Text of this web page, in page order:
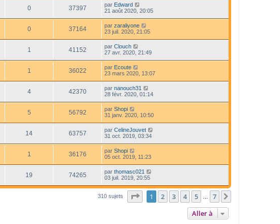
0 37397 par Edward
21 août 2020, 20:05
0 37164 par zaraliyone
23 juil. 2020, 21:05
1 41152 par Clouch
27 avr. 2020, 21:49
1 36022 par Ecoute
23 mars 2020, 13:07
4 42370 par nanouch31
28 févr. 2020, 01:14
5 56792 par Shopi
31 janv. 2020, 10:50
14 63757 par CelineJouvet
31 oct. 2019, 03:34
1 36176 par Shopi
05 oct. 2019, 11:23
19 74265 par thomasc021
03 juil. 2019, 20:55
310 sujets Page sur7
1 2 3 4 5 7
Aller à